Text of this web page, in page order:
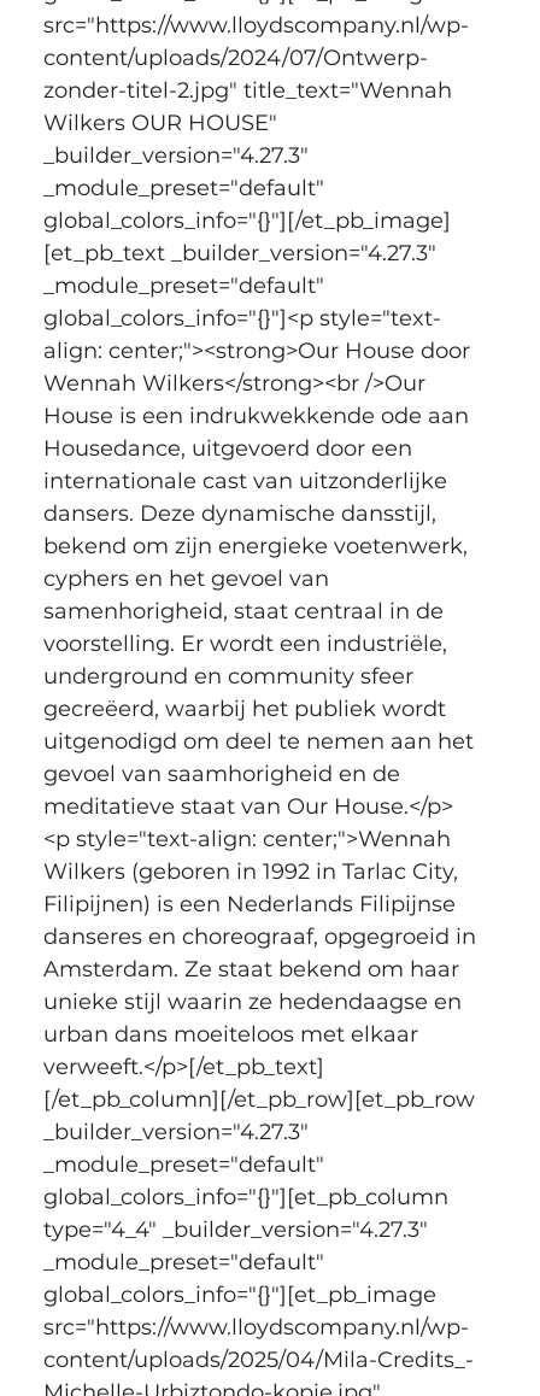
src="https://www.lloydscompany.nl/wp-
content/uploads/2024/07/Ontwerp-
zonder-titel-2.jpg" title_text="Wennah
Wilkers OUR HOUSE"
_builder_version="4.27.3"
_module_preset="default"
global_colors_info="{}"][/et_pb_image]
[et_pb_text _builder_version="4.27.3"
_module_preset="default"
global_colors_info="{}"]<p style="text-
align: center;"><strong>Our House door
Wennah Wilkers</strong><br />Our
House is een indrukwekkende ode aan
Housedance, uitgevoerd door een
internationale cast van uitzonderlijke
dansers. Deze dynamische dansstijl,
bekend om zijn energieke voetenwerk,
cyphers en het gevoel van
samenhorigheid, staat centraal in de
voorstelling. Er wordt een industriële,
underground en community sfeer
gecreëerd, waarbij het publiek wordt
uitgenodigd om deel te nemen aan het
gevoel van saamhorigheid en de
meditatieve staat van Our House.</p>
<p style="text-align: center;">Wennah
Wilkers (geboren in 1992 in Tarlac City,
Filipijnen) is een Nederlands Filipijnse
danseres en choreograaf, opgegroeid in
Amsterdam. Ze staat bekend om haar
unieke stijl waarin ze hedendaagse en
urban dans moeiteloos met elkaar
verweeft.</p>[/et_pb_text]
[/et_pb_column][/et_pb_row][et_pb_row
_builder_version="4.27.3"
_module_preset="default"
global_colors_info="{}"][et_pb_column
type="4_4" _builder_version="4.27.3"
_module_preset="default"
global_colors_info="{}"][et_pb_image
src="https://www.lloydscompany.nl/wp-
content/uploads/2025/04/Mila-Credits_-